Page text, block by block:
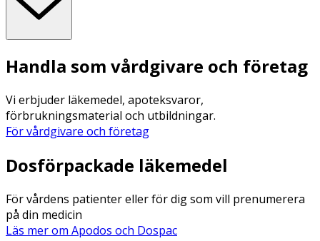
Handla som vårdgivare och företag
Vi erbjuder läkemedel, apoteksvaror,
förbrukningsmaterial och utbildningar.
För vårdgivare och företag
Dosförpackade läkemedel
För vårdens patienter eller för dig som vill prenumerera
på din medicin
Läs mer om Apodos och Dospac